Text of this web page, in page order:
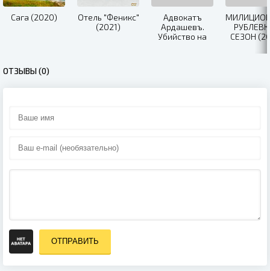
Сага (2020)
Отель "Феникс"
(2021)
Адвокатъ
Ардашевъ.
Убийство на
СЕЗОН
ОТЗЫВЫ (0)
ОТПРАВИТЬ